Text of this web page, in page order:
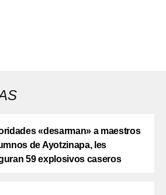
«desarman» a maestros
de Ayotzinapa, les
59 explosivos caseros